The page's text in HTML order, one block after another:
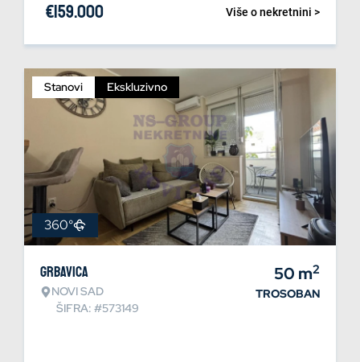
Više o nekretnini >
€159.000
Stanovi Ekskluzivno
360°
Grbavica
NOVI SAD
ŠIFRA: #573149
50 m2
TROSOBAN